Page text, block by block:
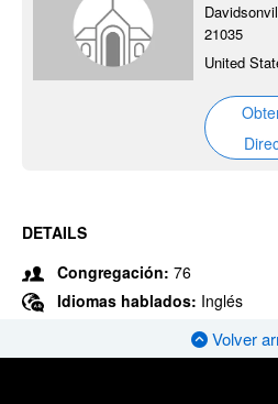
21035
United
DETAILS
Congregación: 76
Idiomas hablados: Inglés
Volver